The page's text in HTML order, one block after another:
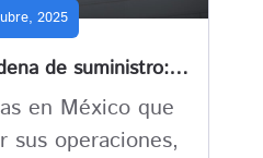
2025
El futuro de la cadena de suministro: cómo las soluciones móviles de Business Central la transforma
en México que
sus operaciones,